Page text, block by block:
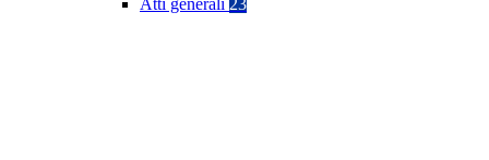
Atti generali 23